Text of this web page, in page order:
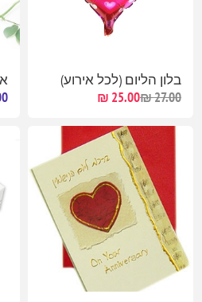
בלון הליום (לכל אירוע)
27.00 ₪
25.00 ₪
₪